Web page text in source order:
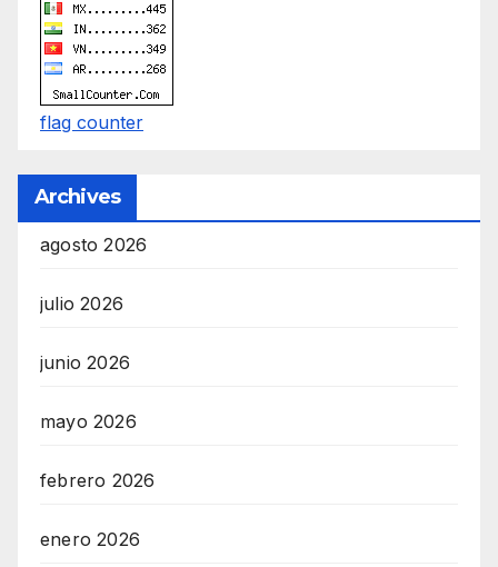
n
d
U
L
S
E
V
I
E
N
I
flag counter
Archives
agosto 2026
julio 2026
junio 2026
mayo 2026
febrero 2026
enero 2026